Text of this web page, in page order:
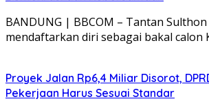
BANDUNG | BBCOM – Tantan
mendaftarkan diri sebagai bakal calon
Proyek Jalan Rp6,4 Miliar Disorot,
Pekerjaan Harus Sesuai Standar